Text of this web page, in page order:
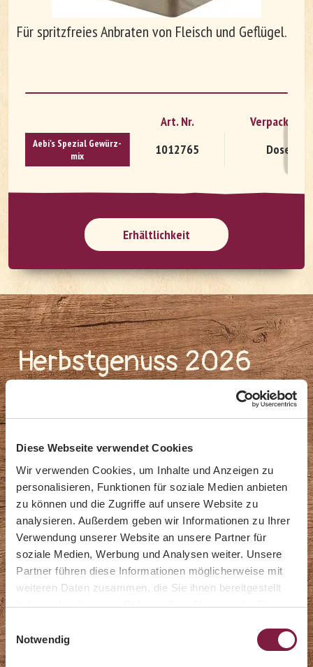
Diese Webseite verwendet Cookies
Wir verwenden Cookies, um Inhalte und Anzeigen zu
personalisieren, Funktionen für soziale Medien anbieten
zu können und die Zugriffe auf unsere Website zu
analysieren. Außerdem geben wir Informationen zu Ihrer
Verwendung unserer Website an unsere Partner für
soziale Medien, Werbung und Analysen weiter. Unsere
Partner führen diese Informationen möglicherweise mit
weiteren Daten zusammen, die Sie ihnen bereitgestellt
haben oder die sie im Rahmen Ihrer Nutzung der Dienste
Einwilligungsauswahl
Notwendig
FR
Für spritzfreies Anbraten von Fleisch und Geflügel.
Art. Nr. Verpackung
Aebi's Spe­zi­al Ge­würz­
mix
1012765 Dose
Erhältlichkeit
Herbstgenuss 2026
Beliebte Klassiker